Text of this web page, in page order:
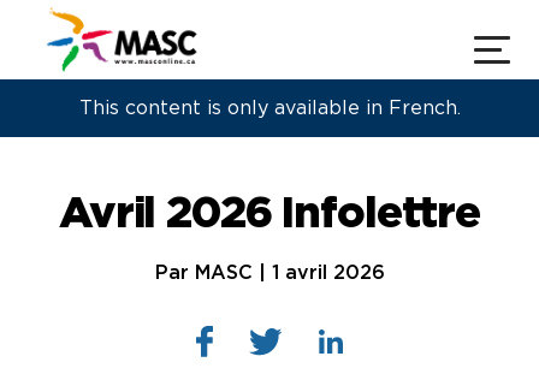
This content is only available in French.
Avril 2026 Infolettre
Par MASC | 1 avril 2026